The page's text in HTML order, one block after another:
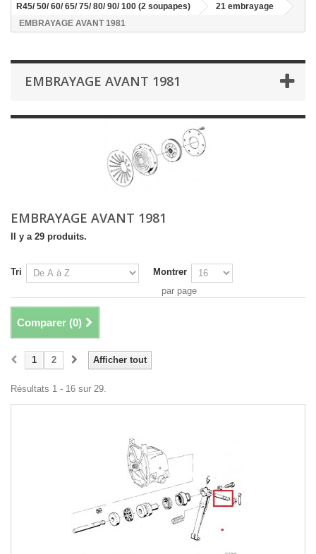
R45/ 50/ 60/ 65/ 75/ 80/ 90/ 100 (2 soupapes)
>21 embrayage
EMBRAYAGE AVANT 1981
EMBRAYAGE AVANT 1981
EMBRAYAGE AVANT 1981
Il y a 29 produits.
Tri
Montrer
par page
Comparer (0)
Afficher tout
1 2
Résultats 1 - 16 sur 29.